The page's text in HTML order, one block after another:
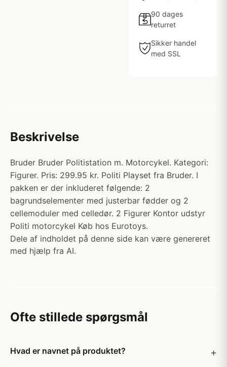
90 dages
returret
Sikker handel
med SSL
Beskrivelse
Bruder Bruder Politistation m. Motorcykel. Kategori:
Figurer. Pris: 299.95 kr. Politi Playset fra Bruder. I
pakken er der inkluderet følgende: 2
bagrundselementer med justerbar fødder og 2
cellemoduler med celledør. 2 Figurer Kontor udstyr
Politi motorcykel Køb hos Eurotoys.
Dele af indholdet på denne side kan være genereret
med hjælp fra AI.
Ofte stillede spørgsmål
Hvad er navnet på produktet?